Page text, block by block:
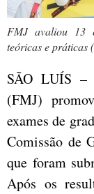
FMJ avaliou 13
teóricas e práticas
SÃO LUÍS –
(FMJ)
exames de
Comissão de
que foram
Após os